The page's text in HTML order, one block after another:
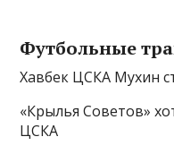
Футбольные
Хавбек ЦСКА Мухин
«Крылья Советов»
ЦСКА